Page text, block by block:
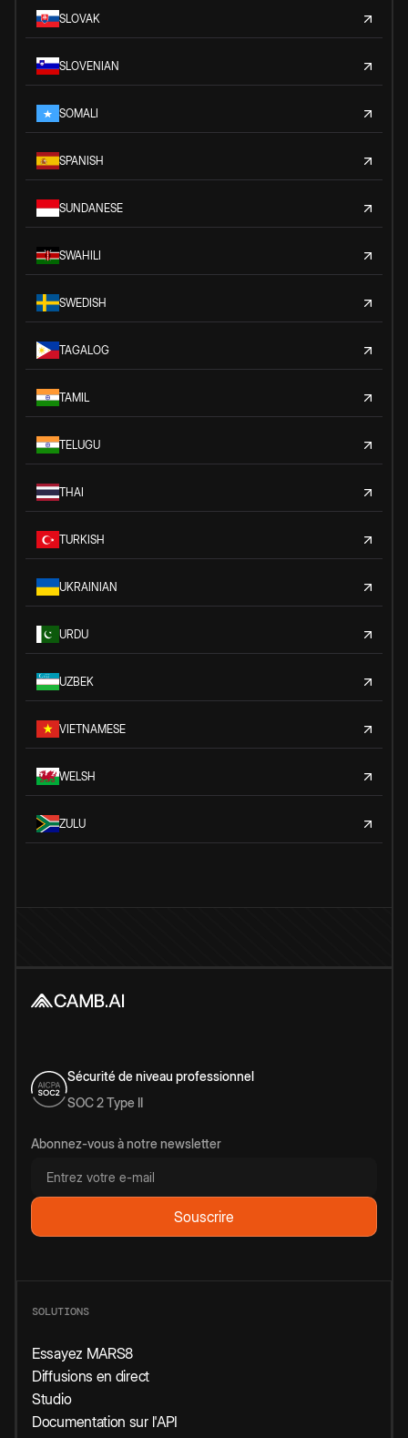
SLOVAK
SLOVENIAN
SOMALI
SPANISH
SUNDANESE
SWAHILI
SWEDISH
TAGALOG
TAMIL
TELUGU
THAI
TURKISH
UKRAINIAN
URDU
UZBEK
VIETNAMESE
WELSH
ZULU
Sécurité de niveau professionnel
SOC 2 Type II
Abonnez-vous à notre newsletter
SOLUTIONS
Essayez MARS8
Diffusions en direct
Studio
Documentation sur l'API